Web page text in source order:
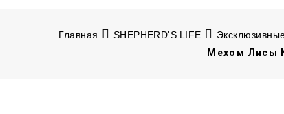
Главная SHEPHERD'S LIFE Эксклюзивные
Мехом Лисы